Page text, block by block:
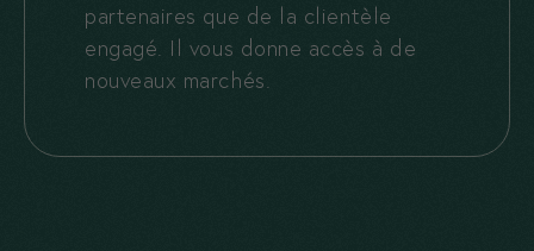
partenaires que de la clientèle
engagé. Il vous donne accès à de
nouveaux marchés.